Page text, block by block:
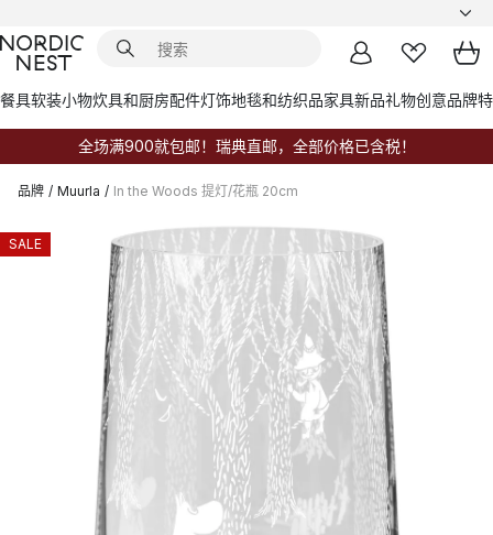
餐具软装小物炊具和厨房配件灯饰地毯和纺织品家具新品礼物创意品牌
全场满900就包邮！瑞典直邮，全部价格已含税！
品牌 / Muurla / In the Woods 提灯/花瓶 20cm
SALE